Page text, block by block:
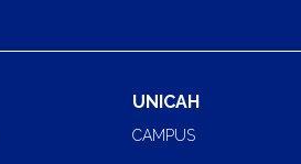
UNICAH
CAMPUS